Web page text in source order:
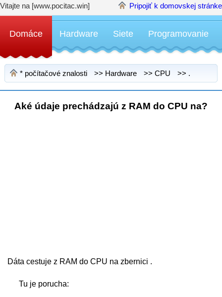
Vitajte na [www.pocitac.win] Pripojiť k domovskej stránke
Domáce Hardware Siete Programovanie
* počítačové znalosti >> Hardware >> CPU >> .
Aké údaje prechádzajú z RAM do CPU na?
Dáta cestuje z RAM do CPU na zbernici .
Tu je porucha: